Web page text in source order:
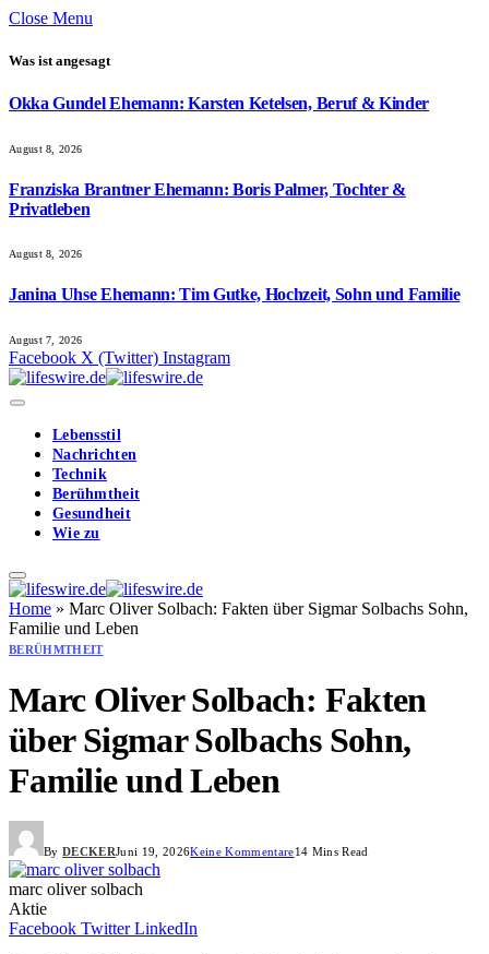
Close Menu
Was ist angesagt
Okka Gundel Ehemann: Karsten Ketelsen, Beruf & Kinder
August 8, 2026
Franziska Brantner Ehemann: Boris Palmer, Tochter &
Privatleben
August 8, 2026
Janina Uhse Ehemann: Tim Gutke, Hochzeit, Sohn und Familie
August 7, 2026
Facebook X (Twitter) Instagram
Lebensstil
Nachrichten
Technik
Berühmtheit
Gesundheit
Wie zu
Home » Marc Oliver Solbach: Fakten über Sigmar Solbachs Sohn,
Familie und Leben
BERÜHMTHEIT
Marc Oliver Solbach: Fakten
über Sigmar Solbachs Sohn,
Familie und Leben
By DECKERJuni 19, 2026Keine Kommentare14 Mins Read
marc oliver solbach
Aktie
Facebook Twitter LinkedIn